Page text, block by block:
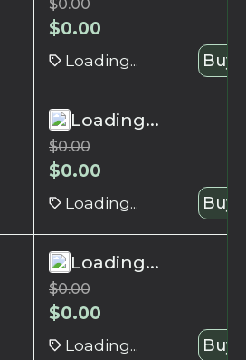
$0.00
$0.00
Loading... Buy
Loading...
$0.00
$0.00
Loading... Buy
Loading...
$0.00
$0.00
Loading... Buy